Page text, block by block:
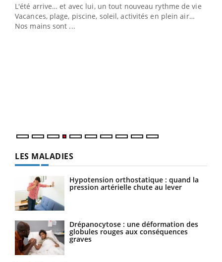
L'été arrive… et avec lui, un tout nouveau rythme de vie !
Vacances, plage, piscine, soleil, activités en plein air…
Nos mains sont ...
LES MALADIES
Hypotension orthostatique : quand la
pression artérielle chute au lever
Drépanocytose : une déformation des
globules rouges aux conséquences
graves